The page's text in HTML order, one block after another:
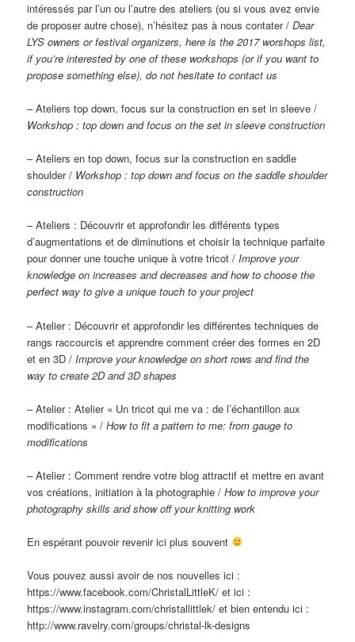
intéressés par l’un ou l’autre des ateliers (ou si vous avez envie
de proposer autre chose), n’hésitez pas à nous contater /Dear
LYS owners or festival organizers, here is the 2017 worshops list,
if you’re interested by one of these workshops (or if you want to
propose something else), do not hesitate to contact us
– Ateliers top down, focus sur la construction en set in sleeve /
Workshop : top down and focus on the set in sleeve construction
– Ateliers en top down, focus sur la construction en saddle
shoulder / Workshop : top down and focus on the saddle shoulder
construction
– Ateliers : Découvrir et approfondir les différents types
d’augmentations et de diminutions et choisir la technique parfaite
pour donner une touche unique à votre tricot /Improve your
knowledge on increases and decreases and how to choose the
perfect way to give a unique touch to your project
– Atelier : Découvrir et approfondir les différentes techniques de
rangs raccourcis et apprendre comment créer des formes en 2D
et en 3D / Improve your knowledge on short rows and find the
way to create 2D and 3D shapes
– Atelier : Atelier « Un tricot qui me va : de l’échantillon aux
modifications » /How to fit a pattern to me: from gauge to
modifications
–Atelier : Comment rendre votre blog attractif et mettre en avant
vos créations, initiation à la photographie /How to improve your
photography skills and show off your knitting work
En espérant pouvoir revenir ici plus souvent
Vous pouvez aussi avoir de nos nouvelles ici :
https://www.facebook.com/ChristalLittleK/ et ici :
https://www.instagram.com/christallittlek/ et bien entendu ici :
http://www.ravelry.com/groups/christal-lk-designs